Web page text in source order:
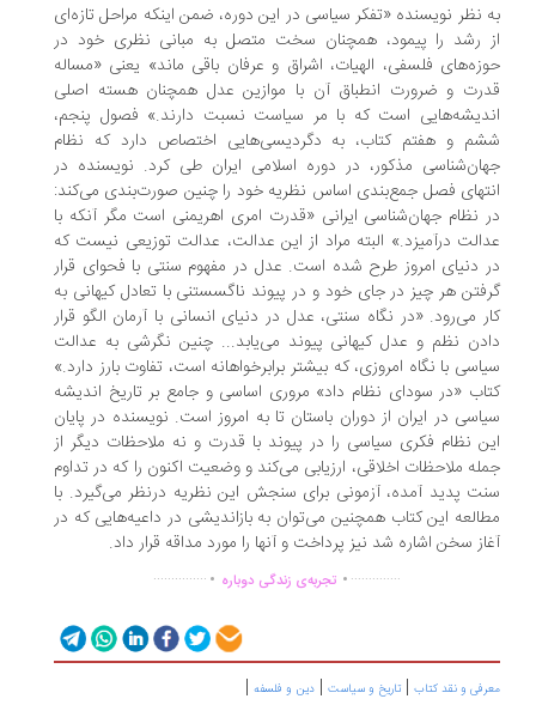
نظر نویسنده «تفکر سیاسی در این دوره، ضمن اینکه مراحل تازه‌ای
رشد را پیمود، همچنان سخت متصل به مبانی نظری خود در
فلسفی، الهیات، اشراق و عرفان باقی ماند» یعنی «مساله
و ضرورت انطباق آن با موازین عدل همچنان هسته اصلی
است که با مر سیاست نسبت دارند.» فصول پنجم،
و هفتم کتاب، به دگردیسی‌هایی اختصاص دارد که نظام
مذکور، در دوره اسلامی ایران طی کرد. نویسنده در
فصل جمع‌بندی اساس نظریه خود را چنین صورت‌بندی می‌کند:
نظام جهان‌شناسی ایرانی «قدرت امری اهریمنی است مگر آنکه با
درآمیزد.» البته مراد از این عدالت، عدالت توزیعی نیست که
دنیای امروز طرح شده است. عدل در مفهوم سنتی با فحوای قرار
هر چیز در جای خود و در پیوند ناگسستنی با تعادل کیهانی به
می‌رود. «در نگاه سنتی، عدل در دنیای انسانی با آرمان الگو قرار
نظم و عدل کیهانی پیوند می‌یابد... چنین نگرشی به عدالت
با نگاه امروزی، که بیشتر برابرخواهانه است، تفاوت بارز دارد.»
«در سودای نظام داد» مروری اساسی و جامع بر تاریخ اندیشه
در ایران از دوران باستان تا به امروز است. نویسنده در پایان
نظام فکری سیاسی را در پیوند با قدرت و نه ملاحظات دیگر از
ملاحظات اخلاقی، ارزیابی می‌کند و وضعیت اکنون را که در تداوم
پدید آمده، آزمونی برای سنجش این نظریه درنظر می‌گیرد. با
این کتاب همچنین می‌توان به بازاندیشی در داعیه‌هایی که در
سخن اشاره شد نیز پرداخت و آنها را مورد مداقه قرار داد.
................تجربه‌ی زندگی دوباره ...............
و نقد کتاب|تاریخ و سیاست |دین و فلسفه|